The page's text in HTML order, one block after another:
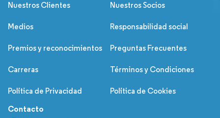
Nuestros Clientes Nuestros Socios
Medios Responsabilidad social
Premios y reconocimientos Preguntas Frecuentes
Carreras Términos y Condiciones
Política de Privacidad Política de Cookies
Contacto